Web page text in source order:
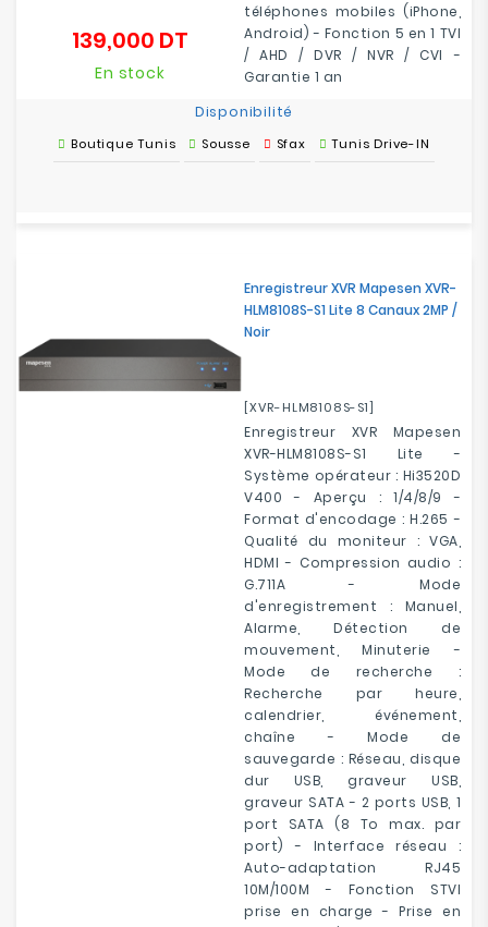
téléphones mobiles (iPhone,
Android) - Fonction 5 en 1 TVI
/ AHD / DVR / NVR / CVI -
Garantie 1 an
139,000 DT
En stock
Disponibilité
Boutique Tunis Sousse Sfax Tunis Drive-IN
Enregistreur XVR Mapesen XVR-
HLM8108S-S1 Lite 8 Canaux 2MP /
Noir
[XVR-HLM8108S-S1]
Enregistreur XVR Mapesen
XVR-HLM8108S-S1 Lite -
Système opérateur : Hi3520D
V400 - Aperçu : 1/4/8/9 -
Format d'encodage : H.265 -
Qualité du moniteur : VGA,
HDMI - Compression audio :
G.711A - Mode
d'enregistrement : Manuel,
Alarme, Détection de
mouvement, Minuterie -
Mode de recherche :
Recherche par heure,
calendrier, événement,
chaîne - Mode de
sauvegarde : Réseau, disque
dur USB, graveur USB,
graveur SATA - 2 ports USB, 1
port SATA (8 To max. par
port) - Interface réseau :
Auto-adaptation RJ45
10M/100M - Fonction STVI
prise en charge - Prise en